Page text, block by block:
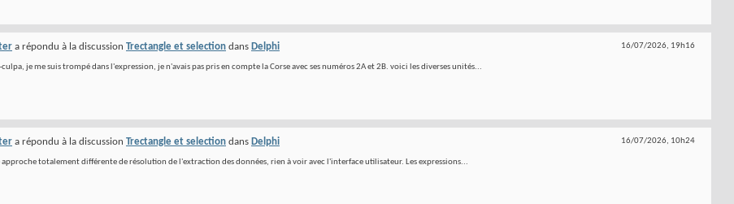
16/07/2026, 19h16
a répondu à la discussion Trectangle et selection dans Delphi
je me suis trompé dans l'expression, je n'avais pas pris en compte la Corse avec ses numéros 2A et 2B. voici les diverses unités...
16/07/2026, 10h24
a répondu à la discussion Trectangle et selection dans Delphi
approche totalement différente de résolution de l'extraction des données, rien à voir avec l'interface utilisateur. Les expressions...